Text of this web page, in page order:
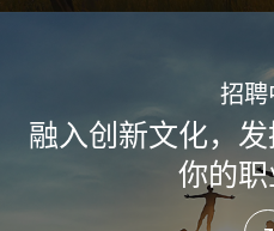
招聘
融入创新文化，
你的